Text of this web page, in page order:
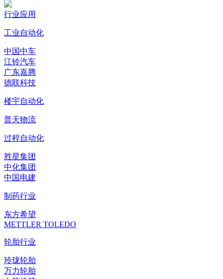
行业应用
工业自动化
中国中车
江铃汽车
广东嘉腾
德联科技
楼宇自动化
普天物流
过程自动化
胜星集团
中化集团
中国电建
制药行业
东方希望
METTLER TOLEDO
轮胎行业
玲珑轮胎
万力轮胎